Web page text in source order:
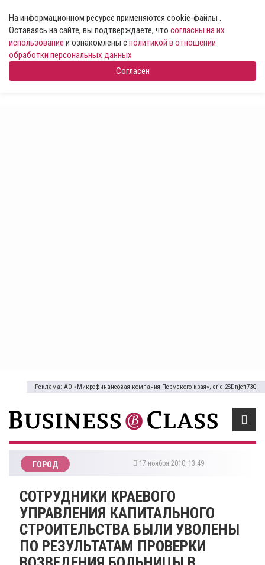
На информационном ресурсе применяются cookie-файлы .
Оставаясь на сайте, вы подтверждаете, что согласны на их
использование и ознакомлены сполитикой в отношении
обработки персональных данных
Согласен
Реклама: АО «Микрофинансовая компания Пермского края», erid:2SDnjcfi73Q
ГОРОД 17 ноября 2010, 13:49
СОТРУДНИКИ КРАЕВОГО
УПРАВЛЕНИЯ КАПИТАЛЬНОГО
СТРОИТЕЛЬСТВА БЫЛИ УВОЛЕНЫ
ПО РЕЗУЛЬТАТАМ ПРОВЕРКИ